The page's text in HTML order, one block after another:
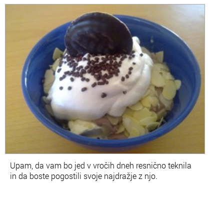
Upam, da vam bo jed v vročih dneh resnično teknila
in da boste pogostili svoje najdražje z njo.